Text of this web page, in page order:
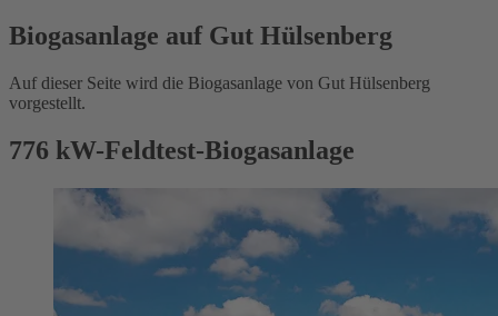
Biogasanlage auf Gut Hülsenberg
Auf dieser Seite wird die Biogasanlage von Gut Hülsenberg
vorgestellt.
776 kW-Feldtest-Biogasanlage